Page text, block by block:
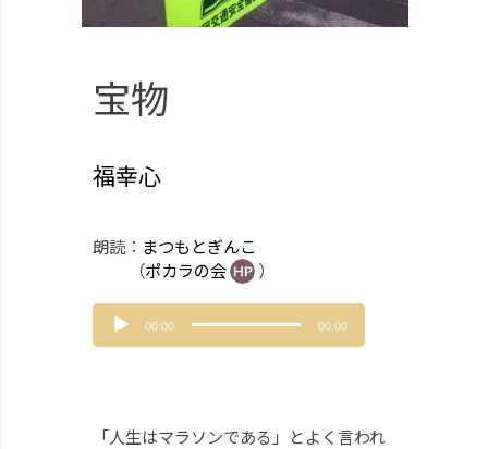
宝物
福幸心
朗読： まつもとぎんこ
（ポカラの会 ）
音
ヤ
00:00 00:00
「人生はマラソンである」とよく言われ